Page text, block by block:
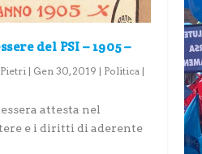
del PSI – 1905 –
| Gen 30, 2019 | Politica |
attesta nel
e i diritti di aderente